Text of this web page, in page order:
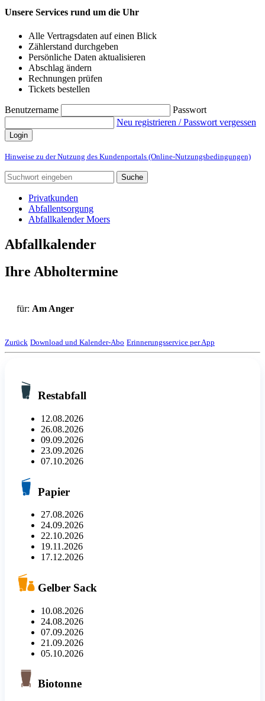
Unsere Services rund um die Uhr
Alle Vertragsdaten auf einen Blick
Zählerstand durchgeben
Persönliche Daten aktualisieren
Abschlag ändern
Rechnungen prüfen
Tickets bestellen
Benutzername
Passwort
Neu registrieren / Passwort vergessen
Login
Hinweise zu der Nutzung des Kundenportals (Online-Nutzungsbedingungen)
Suche
Privatkunden
Abfallentsorgung
Abfallkalender Moers
Abfallkalender
Ihre Abholtermine
für: Am Anger
Zurück Download und Kalender-Abo Erinnerungsservice per App
Restabfall
12.08.2026
26.08.2026
09.09.2026
23.09.2026
07.10.2026
Papier
27.08.2026
24.09.2026
22.10.2026
19.11.2026
17.12.2026
Gelber Sack
10.08.2026
24.08.2026
07.09.2026
21.09.2026
05.10.2026
Biotonne